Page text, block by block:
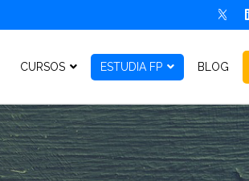
CURSOS ESTUDIA FP BLOG